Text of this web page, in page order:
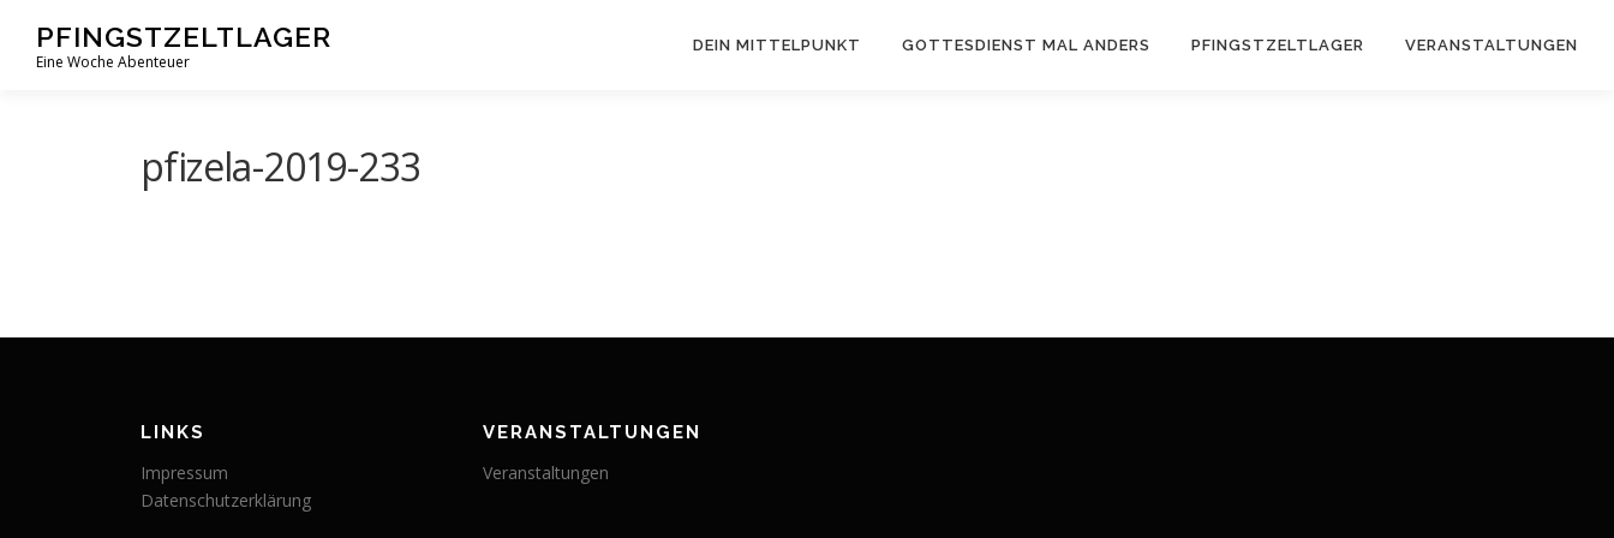
Inhalt
springen
PFINGSTZELTLAGER
Eine Woche Abenteuer
DEIN MITTELPUNKT GOTTESDIENST MAL ANDERS PFINGSTZELTLAGER VERANSTALTUNGEN
pfizela-2019-233
LINKS
Impressum
Datenschutzerklärung
VERANSTALTUNGEN
Veranstaltungen